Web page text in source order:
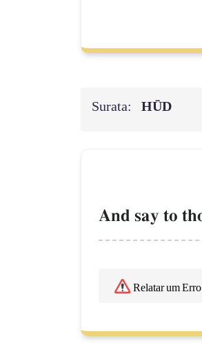
Surata: HŪD
And say to
Relatar um Erro